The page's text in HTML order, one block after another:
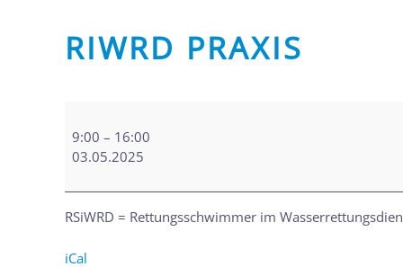
RIWRD PRAXIS
Praxis
9:00 – 16:00
03.05.2025
RSiWRD = Rettungsschwimmer im
iCal